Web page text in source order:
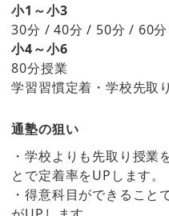
小1～小3
30分 / 40分 / 50分 / 60分
小4～小6
80分授業
学習習慣定着・学校先取
通塾の狙い
・学校よりも先取り授業
とで定着率をUPします。
・得意科目ができること